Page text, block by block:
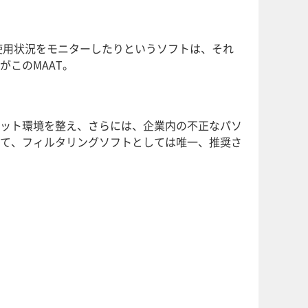
状況をモニターしたりというソフトは、それ
のMAAT。
環境を整え、さらには、企業内の不正なパソ
、フィルタリングソフトとしては唯一、推奨さ